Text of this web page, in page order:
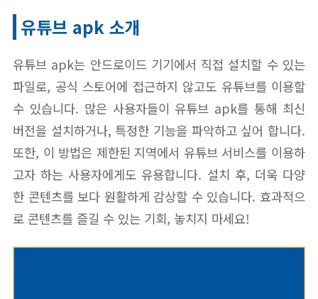
유튜브 apk 소개
유튜브 apk는 안드로이드 기기에서 직접 설치할 수 있는
파일로, 공식 스토어에 접근하지 않고도 유튜브를 이용할
수 있습니다. 많은 사용자들이 유튜브 apk를 통해 최신
버전을 설치하거나, 특정한 기능을 파악하고 싶어 합니다.
또한, 이 방법은 제한된 지역에서 유튜브 서비스를 이용하
고자 하는 사용자에게도 유용합니다. 설치 후, 더욱 다양
한 콘텐츠를 보다 원활하게 감상할 수 있습니다. 효과적으
로 콘텐츠를 즐길 수 있는 기회, 놓치지 마세요!